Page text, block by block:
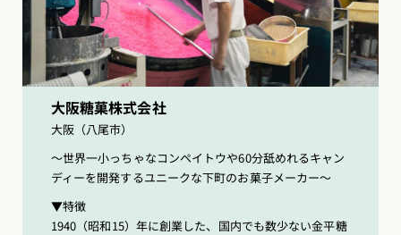
大阪糖菓株式会社
大阪（八尾市）
〜世界一小っちゃなコンペイトウや60分舐めれるキャン
ディーを開発するユニークな下町のお菓子メーカー〜
▼特徴
1940（昭和15）年に創業した、国内でも数少ない金平糖